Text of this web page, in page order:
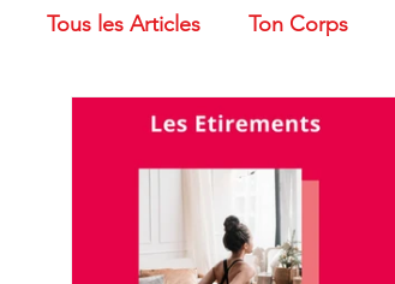
Tous les Articles Ton Corps
Troubles oro-myofonctionnels